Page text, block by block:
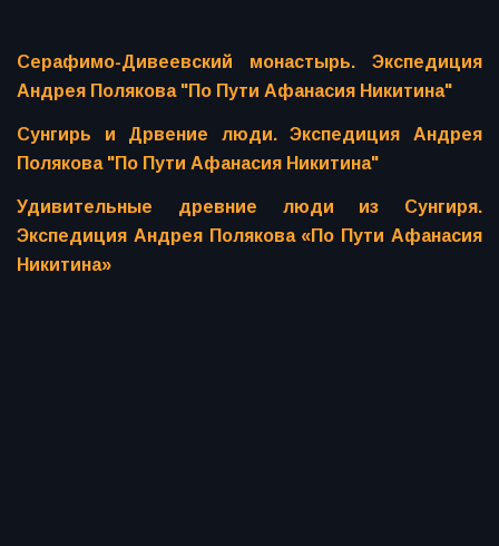
Серафимо-Дивеевский монастырь. Экспедиция
Андрея Полякова "По Пути Афанасия Никитина"
Сунгирь и Дрвение люди. Экспедиция Андрея
Полякова "По Пути Афанасия Никитина"
Удивительные древние люди из Сунгиря.
Экспедиция Андрея Полякова «По Пути Афанасия
Никитина»